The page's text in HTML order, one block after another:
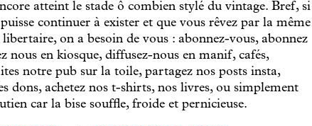
atteint le stade ô combien stylé du vintage. Bref, si
continuer à exister et que vous rêvez par la même
on a besoin de vous : abonnez-vous, abonnez
nous en kiosque, diffusez-nous en manif, cafés,
notre pub sur la toile, partagez nos posts insta,
dons, achetez nos t-shirts, nos livres, ou simplement
car la bise souffle, froide et pernicieuse.